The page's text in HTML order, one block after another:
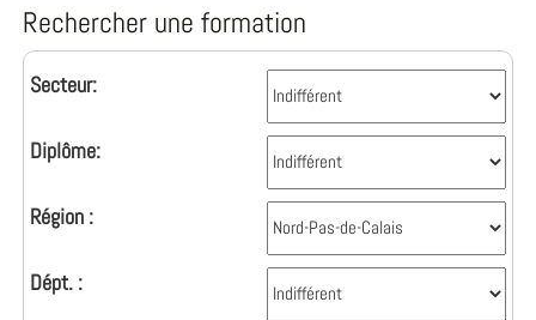
Rechercher une formation
Secteur:
Diplôme:
Région :
Dépt. :